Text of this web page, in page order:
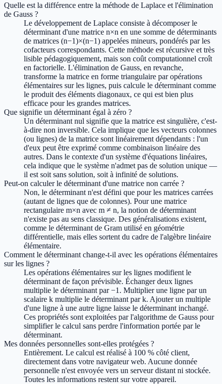
Quelle est la différence entre la méthode de Laplace et l'élimination
de Gauss ?
Le développement de Laplace consiste à décomposer le
déterminant d'une matrice n×n en une somme de déterminants
de matrices (n−1)×(n−1) appelées mineurs, pondérés par les
cofacteurs correspondants. Cette méthode est récursive et très
lisible pédagogiquement, mais son coût computationnel croît
en factorielle. L'élimination de Gauss, en revanche,
transforme la matrice en forme triangulaire par opérations
élémentaires sur les lignes, puis calcule le déterminant comme
le produit des éléments diagonaux, ce qui est bien plus
efficace pour les grandes matrices.
Que signifie un déterminant égal à zéro ?
Un déterminant nul signifie que la matrice est singulière, c'est-
à-dire non inversible. Cela implique que les vecteurs colonnes
(ou lignes) de la matrice sont linéairement dépendants : l'un
d'eux peut être exprimé comme combinaison linéaire des
autres. Dans le contexte d'un système d'équations linéaires,
cela indique que le système n'admet pas de solution unique —
il est soit sans solution, soit à infinité de solutions.
Peut-on calculer le déterminant d'une matrice non carrée ?
Non, le déterminant n'est défini que pour les matrices carrées
(autant de lignes que de colonnes). Pour une matrice
rectangulaire m×n avec m ≠ n, la notion de déterminant
n'existe pas au sens classique. Des généralisations existent,
comme le déterminant de Gram utilisé en géométrie
différentielle, mais elles sortent du cadre de l'algèbre linéaire
élémentaire.
Comment le déterminant change-t-il avec les opérations élémentaires
sur les lignes ?
Les opérations élémentaires sur les lignes modifient le
déterminant de façon prévisible. Échanger deux lignes
multiplie le déterminant par −1. Multiplier une ligne par un
scalaire k multiplie le déterminant par k. Ajouter un multiple
d'une ligne à une autre ligne laisse le déterminant inchangé.
Ces propriétés sont exploitées par l'algorithme de Gauss pour
simplifier le calcul sans perdre l'information portée par le
déterminant.
Mes données personnelles sont-elles protégées ?
Entièrement. Le calcul est réalisé à 100 % côté client,
directement dans votre navigateur web. Aucune donnée
personnelle n'est envoyée vers un serveur distant ni stockée.
Toutes les informations restent sur votre appareil.